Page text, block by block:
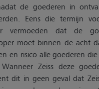
de goederen in
Eens die termijn
vermoeden dat de
moet binnen de acht
en risico alle goederen
Zeiss deze
dit in geen geval dat